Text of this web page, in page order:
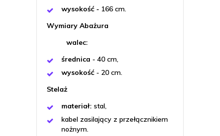
wysokość - 166 cm.
Wymiary Abażura
walec:
średnica - 40 cm,
wysokość - 20 cm.
Stelaż
materiał: stal,
kabel zasilający z przełącznikiem
nożnym.